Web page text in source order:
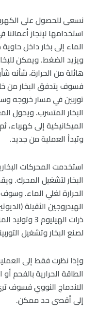
نسعى للحصول على
استخدامها لإنجاز
الماء إلى بخار داخل
ويزيد الضغط. ويمكن
هائلة من الحرارة، شأنه
فسوف يتدفق البخار من
توربين في مسار خروجه
البخار المتسرب. ويحول
الميكانيكية إلى كهرباء،
وتبدأ العملية من جديد.
استخدمت المحركات
البخار لتشغيل المحرك.
الحرارة لغلي الماء. وسوف
الهيدروجين الثقيلة
ذرات
لصنع البخار وتشغيل
وإذا نظرت فقط إلى
الطاقة الحرارية بالفحم
الاندماج النووي فسوف
إلى أقصى حد ممكن.